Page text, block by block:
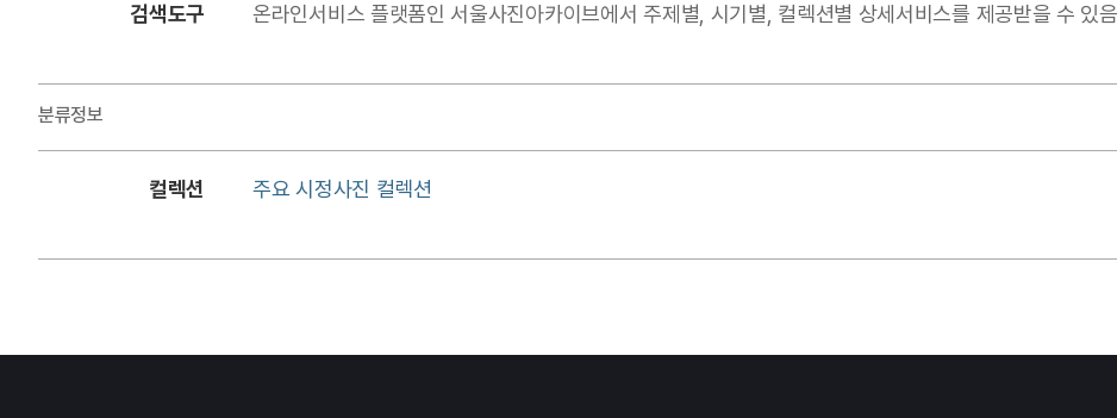
검색도구 온라인서비스 플랫폼인 서울사진아카이브에서 주제별, 시기별, 컬렉션별 상세서비스를 제공받을 수
분류정보
컬렉션 주요 시정사진 컬렉션